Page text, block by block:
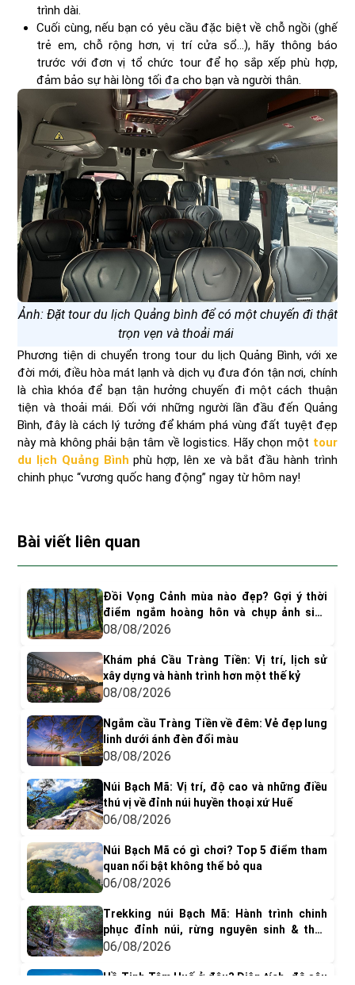
trình dài.
Cuối cùng, nếu bạn có yêu cầu đặc biệt về chỗ ngồi (ghế
trẻ em, chỗ rộng hơn, vị trí cửa sổ...), hãy thông báo
trước với đơn vị tổ chức tour để họ sắp xếp phù hợp,
đảm bảo sự hài lòng tối đa cho bạn và người thân.
Ảnh: Đặt tour du lịch Quảng bình để có một chuyến đi thật
trọn vẹn và thoải mái
Phương tiện di chuyển trong tour du lịch Quảng Bình, với xe
đời mới, điều hòa mát lạnh và dịch vụ đưa đón tận nơi, chính
là chìa khóa để bạn tận hưởng chuyến đi một cách thuận
tiện và thoải mái. Đối với những người lần đầu đến Quảng
Bình, đây là cách lý tưởng để khám phá vùng đất tuyệt đẹp
này mà không phải bận tâm về logistics. Hãy chọn một tour
du lịch Quảng Bình phù hợp, lên xe và bắt đầu hành trình
chinh phục “vương quốc hang động” ngay từ hôm nay!
Bài viết liên quan
Đồi Vọng Cảnh mùa nào đẹp? Gợi ý thời
điểm ngắm hoàng hôn và chụp ảnh siêu
"dính"
08/08/2026
Khám phá Cầu Tràng Tiền: Vị trí, lịch sử
xây dựng và hành trình hơn một thế kỷ
08/08/2026
Ngắm cầu Tràng Tiền về đêm: Vẻ đẹp lung
linh dưới ánh đèn đổi màu
08/08/2026
Núi Bạch Mã: Vị trí, độ cao và những điều
thú vị về đỉnh núi huyền thoại xứ Huế
06/08/2026
Núi Bạch Mã có gì chơi? Top 5 điểm tham
quan nổi bật không thể bỏ qua
06/08/2026
Trekking núi Bạch Mã: Hành trình chinh
phục đỉnh núi, rừng nguyên sinh & thác
nước tuyệt đẹp
06/08/2026
Hồ Tịnh Tâm Huế ở đâu? Diện tích, độ sâu